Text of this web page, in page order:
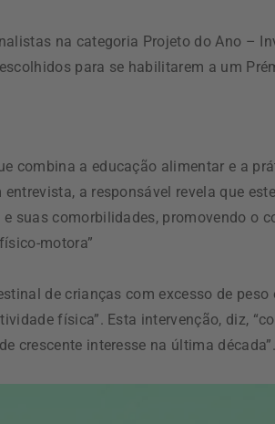
na categoria Projeto do Ano –
para se habilitarem a um
combina a educação alimentar e a
a responsável revela que
suas comorbilidades, promovendo o
motora”
de crianças com excesso de peso
física”. Esta intervenção, diz,
crescente interesse na última década”.